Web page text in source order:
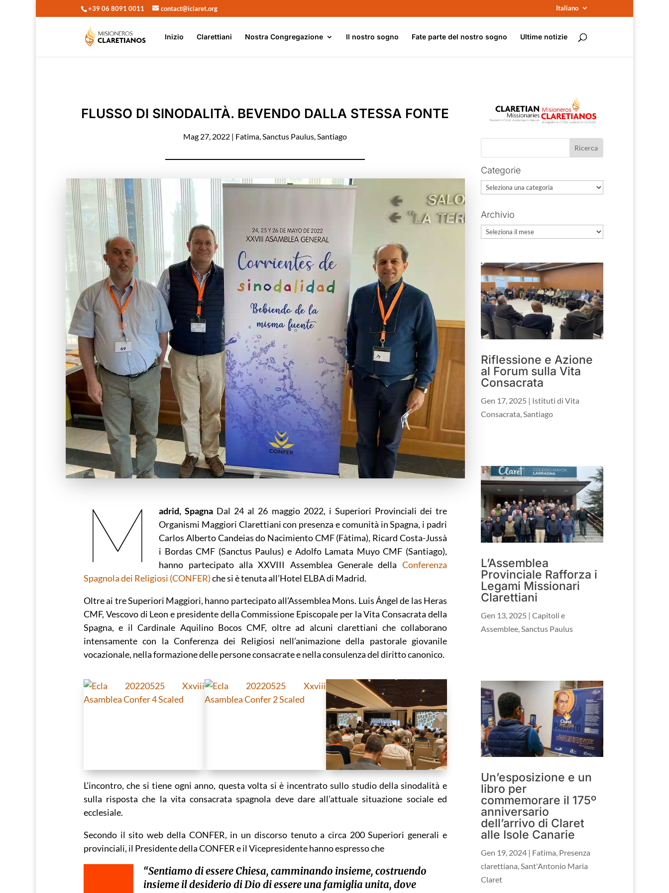
+39 06 8091 0011 contact@iclaret.org Italiano
Inizio Clarettiani Nostra Congregazione Il nostro sogno Fate parte del nostro sogno Ultime notizie
FLUSSO DI SINODALITÀ. BEVENDO DALLA STESSA FONTE
Mag 27, 2022 | Fatima,Sanctus Paulus,Santiago
M adrid, Spagna Dal 24 al 26 maggio 2022, i Superiori Provinciali dei tre
Organismi Maggiori Clarettiani con presenza e comunità in Spagna, i padri
Carlos Alberto Candeias do Nacimiento CMF (Fàtima), Ricard Costa-Jussà
i Bordas CMF (Sanctus Paulus) e Adolfo Lamata Muyo CMF (Santiago),
hanno partecipato alla XXVIII Assemblea Generale della Conferenza
Spagnola dei Religiosi (CONFER)che si è tenuta all’Hotel ELBA di Madrid.
Oltre ai tre Superiori Maggiori, hanno partecipato all’Assemblea Mons. Luis Ángel de las Heras
CMF, Vescovo di Leon e presidente della Commissione Episcopale per la Vita Consacrata della
Spagna, e il Cardinale Aquilino Bocos CMF, oltre ad alcuni clarettiani che collaborano
intensamente con la Conferenza dei Religiosi nell’animazione della pastorale giovanile
vocazionale, nella formazione delle persone consacrate e nella consulenza del diritto canonico.
L’incontro, che si tiene ogni anno, questa volta si è incentrato sullo studio della sinodalità e
sulla risposta che la vita consacrata spagnola deve dare all’attuale situazione sociale ed
ecclesiale.
Secondo il sito web della CONFER, in un discorso tenuto a circa 200 Superiori generali e
provinciali, il Presidente della CONFER e il Vicepresidente hanno espresso che
“Sentiamo di essere Chiesa, camminando insieme, costruendo
insieme il desiderio di Dio di essere una famiglia unita, dove
Categorie
Categorie
Archivio
Archivio
Riflessione e Azione
al Forum sulla Vita
Consacrata
Gen 17, 2025 | Istituti di Vita
Consacrata,Santiago
L’Assemblea
Provinciale Rafforza i
Legami Missionari
Clarettiani
Gen 13, 2025 |Capitoli e
Assemblee Sanctus Paulus
Un’esposizione e un
libro per
commemorare il 175º
anniversario
dell’arrivo di Claret
alle Isole Canarie
Gen 19, 2024 | Fatima, Presenza
clarettiana,Sant'Antonio Maria
Claret